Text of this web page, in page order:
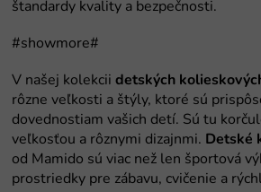
detských
Detské